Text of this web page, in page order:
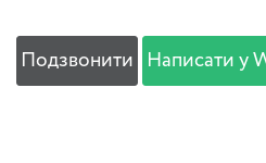
Подзвонити Написати у